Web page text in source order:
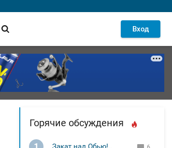
Вход
Горячие обсуждения